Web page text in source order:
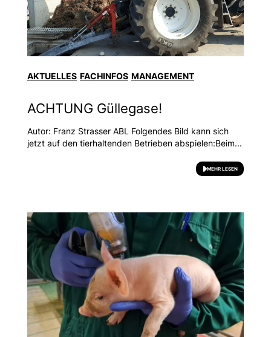
AKTUELLES FACHINFOS MANAGEMENT
ACHTUNG Güllegase!
Autor: Franz Strasser ABL Folgendes Bild kann sich
jetzt auf den tierhaltenden Betrieben abspielen:Beim...
MEHR LESEN